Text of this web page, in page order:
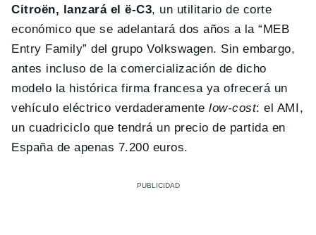
Citroën, lanzará el ë-C3, un utilitario de corte
económico que se adelantará dos años a la “MEB
Entry Family” del grupo Volkswagen. Sin embargo,
antes incluso de la comercialización de dicho
modelo la histórica firma francesa ya ofrecerá un
vehículo eléctrico verdaderamente low-cost: el AMI,
un cuadriciclo que tendrá un precio de partida en
España de apenas 7.200 euros.